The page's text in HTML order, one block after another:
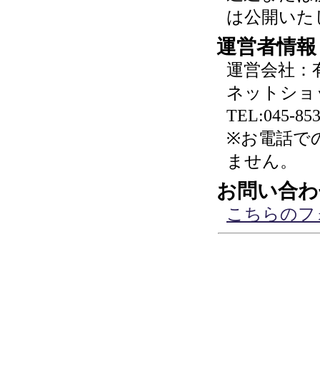
は公開い
運営者情報
運営会社：
ネットショ
TEL:045-
※お電話で
ません。
お問い合
こちらの